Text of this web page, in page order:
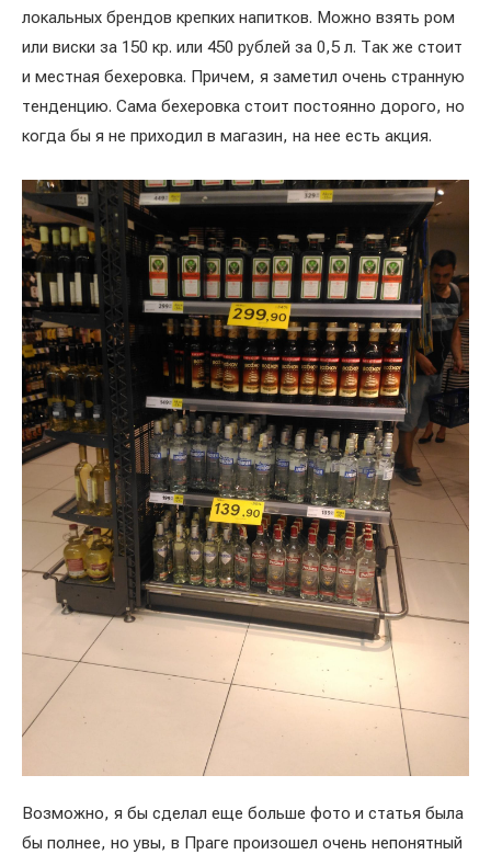
локальных брендов крепких напитков. Можно взять ром
или виски за 150 кр. или 450 рублей за 0,5 л. Так же стоит
и местная бехеровка. Причем, я заметил очень странную
тенденцию. Сама бехеровка стоит постоянно дорого, но
когда бы я не приходил в магазин, на нее есть акция.
Возможно, я бы сделал еще больше фото и статья была
бы полнее, но увы, в Праге произошел очень непонятный